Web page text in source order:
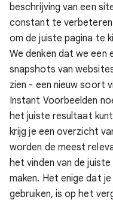
beschrijving van een
constant te
om de juiste pagina te
We denken dat we
snapshots van
zien - een nieuw soort
Instant Voorbeelden
het juiste resultaat kunt
krijg je een overzicht
worden de meest
het vinden van de
maken. Het enige dat
gebruiken, is op het